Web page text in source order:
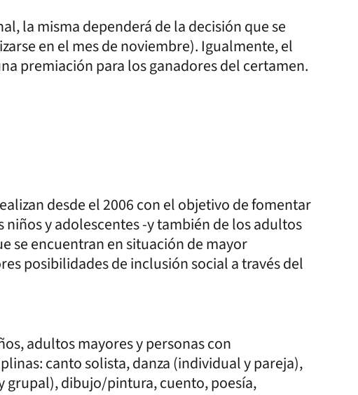
la misma dependerá de la decisión que se
en el mes de noviembre). Igualmente, el
premiación para los ganadores del certamen.
desde el 2006 con el objetivo de fomentar
y adolescentes -y también de los adultos
se encuentran en situación de mayor
posibilidades de inclusión social a través del
adultos mayores y personas con
canto solista, danza (individual y pareja),
dibujo/pintura, cuento, poesía,